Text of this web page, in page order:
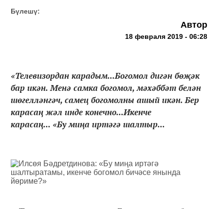
Бүлешү:
Автор
18 февраля 2019 - 06:28
«Телевизордан карадым...Богомол дигән бөҗәк
бар икән. Менә самка богомол, мәхәббәт белән
шөгелләнгәч, самец богомолны ашый икән. Бер
карасаң жәл инде конечно...Икенче
карасаң... «Бу миңа иртәгә шалтыр...